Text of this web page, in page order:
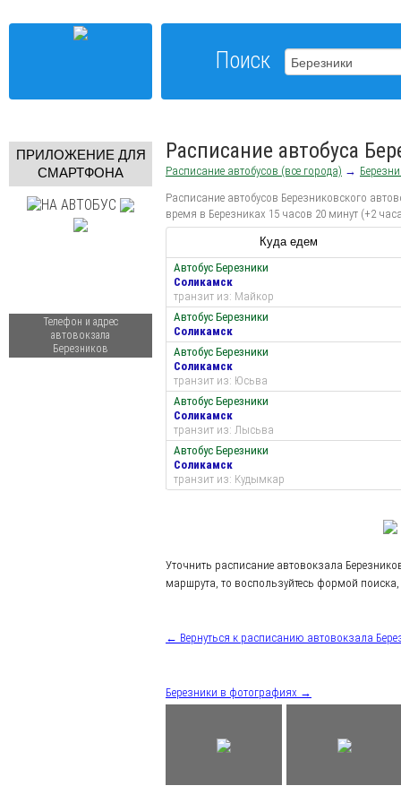
Поиск
ПРИЛОЖЕНИЕ ДЛЯ
СМАРТФОНА
Телефон и адрес
автовокзала
Березников
Расписание автобуса
Расписание автобусов (все города) →
Расписание автобусов Березниковского
время в Березниках 15 часов 20 минут (+2
Куда едем
Автобус Березники
Соликамск
транзит из: Майкор
Автобус Березники
Соликамск
Автобус Березники
Соликамск
транзит из: Юсьва
Автобус Березники
Соликамск
транзит из: Лысьва
Автобус Березники
Соликамск
транзит из: Кудымкар
Уточнить расписание автовокзала
маршрута, то воспользуйтесь формой
← Вернуться к расписанию автовокзала
Березники в фотографиях →